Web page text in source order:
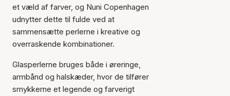
et væld af farver, og Nuni Copenhagen
udnytter dette til fulde ved at
sammensætte perlerne i kreative og
overraskende kombinationer.
Glasperlerne bruges både i øreringe,
armbånd og halskæder, hvor de tilfører
smykkerne et legende og farverigt